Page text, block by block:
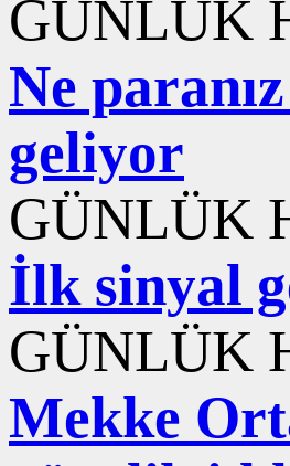
GÜNLÜK
Ne
geliyor
GÜNLÜK
İlk sinyal
GÜNLÜK
Mekke